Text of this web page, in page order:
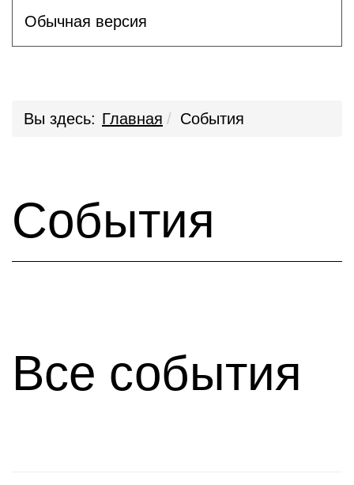
Обычная версия
Вы здесь: Главная События
События
Все события